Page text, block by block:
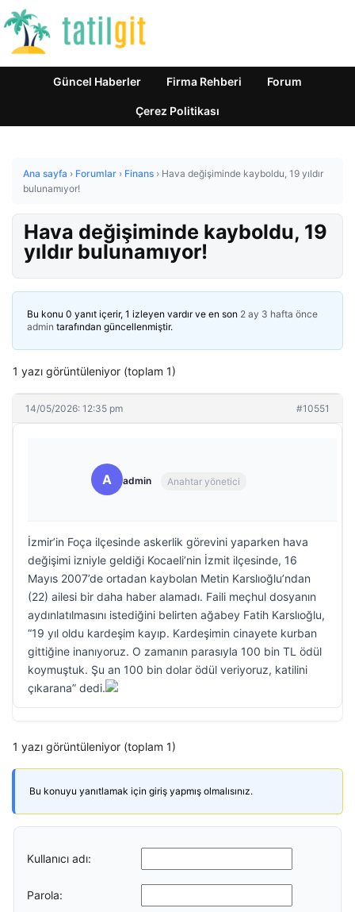
Güncel Haberler Firma Rehberi Forum
Çerez Politikası
Ana sayfa › Forumlar › Finans › Hava değişiminde kayboldu, 19 yıldır
bulunamıyor!
Hava değişiminde kayboldu, 19
yıldır bulunamıyor!
Bu konu 0 yanıt içerir, 1 izleyen vardır ve en son 2 ay 3 hafta önce
admin tarafından güncellenmiştir.
1 yazı görüntüleniyor (toplam 1)
14/05/2026: 12:35 pm #10551
A admin Anahtar yönetici
İzmir’in Foça ilçesinde askerlik görevini yaparken hava
değişimi izniyle geldiği Kocaeli’nin İzmit ilçesinde, 16
Mayıs 2007’de ortadan kaybolan Metin Karslıoğlu’ndan
(22) ailesi bir daha haber alamadı. Faili meçhul dosyanın
aydınlatılmasını istediğini belirten ağabey Fatih Karslıoğlu,
“19 yıl oldu kardeşim kayıp. Kardeşimin cinayete kurban
gittiğine inanıyoruz. O zamanın parasıyla 100 bin TL ödül
koymuştuk. Şu an 100 bin dolar ödül veriyoruz, katilini
çıkarana” dedi.
1 yazı görüntüleniyor (toplam 1)
Bu konuyu yanıtlamak için giriş yapmış olmalısınız.
Kullanıcı adı:
Parola: